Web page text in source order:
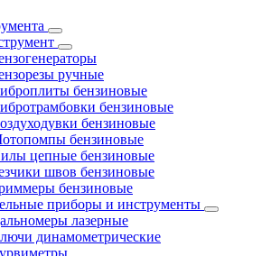
ручные
бензиновые
бензиновые
бензиновые
бензиновые
цепные бензиновые
швов бензиновые
бензиновые
приборы и инструменты
лазерные
динамометрические